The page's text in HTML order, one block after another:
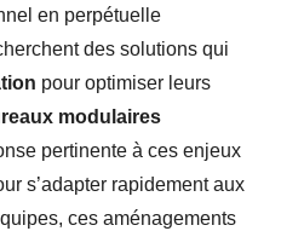
en perpétuelle
des solutions qui
pour optimiser leurs
modulaires
pertinente à ces enjeux
s’adapter rapidement aux
ces aménagements